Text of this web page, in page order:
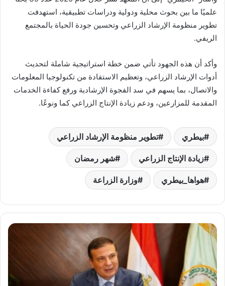
علميًا ما بين بحوث محلية ودولية ودراسات تطبيقية، استهدفت
تطوير منظومة الإرشاد الزراعي وتحسين جودة الحياة بالمجتمع
الريفي.
وأكد أن هذه الجهود تأتي ضمن خطة استراتيجية شاملة لتحديث
أدوات الإرشاد الزراعي، وتعظيم الاستفادة من تكنولوجيا المعلومات
والاتصال، بما يسهم في سد الفجوة الإرشادية ورفع كفاءة الخدمات
المقدمة للمزارعين، ودعم زيادة الإنتاج الزراعي كما ونوعًا.
بيطري تطوير منظومة الإرشاد الزراعي
زيادة الإنتاج الزراعي شهر رمضان
هواها_بيطري وزارة الزراعة
استعدادًا
لرمضان..
«الزراعة»
تطرح
ياميش
رمضان